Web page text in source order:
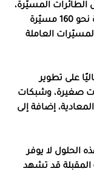
عنصر لتشغيل الطائرات المسيّرة،
وقد أطلق الحزب منذ بداية المواجهات الأخيرة نحو 160 مسيّرة
العاملة
على تطوير
صغيرة، وشبكات
إضافة إلى
الحلول لا يوفر
المقبلة قد تشهد